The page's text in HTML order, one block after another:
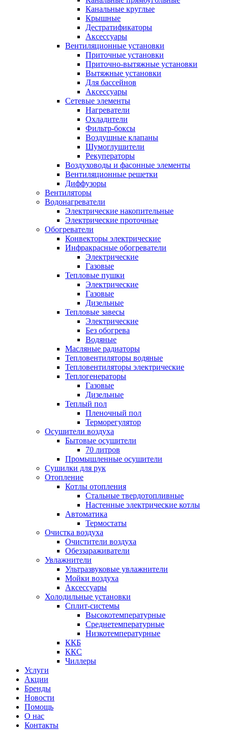
Канальные круглые
Крышные
Дестратификаторы
Аксессуары
Вентиляционные установки
Приточные установки
Приточно-вытяжные установки
Вытяжные установки
Для бассейнов
Аксессуары
Сетевые элементы
Нагреватели
Охладители
Фильтр-боксы
Воздушные клапаны
Шумоглушители
Рекуператоры
Воздуховоды и фасонные элементы
Вентиляционные решетки
Диффузоры
Вентиляторы
Водонагреватели
Электрические накопительные
Электрические проточные
Обогреватели
Конвекторы электрические
Инфракрасные обогреватели
Электрические
Газовые
Тепловые пушки
Электрические
Газовые
Дизельные
Тепловые завесы
Электрические
Без обогрева
Водяные
Масляные радиаторы
Тепловентиляторы водяные
Тепловентиляторы электрические
Теплогенераторы
Газовые
Дизельные
Теплый пол
Пленочный пол
Терморегулятор
Осушители воздуха
Бытовые осушители
70 литров
Промышленные осушители
Сушилки для рук
Отопление
Котлы отопления
Стальные твердотопливные
Настенные электрические котлы
Автоматика
Термостаты
Очистка воздуха
Очистители воздуха
Обеззараживатели
Увлажнители
Ультразвуковые увлажнители
Мойки воздуха
Аксессуары
Холодильные установки
Сплит-системы
Высокотемпературные
Среднетемпературные
Низкотемпературные
ККБ
ККС
Чиллеры
Услуги
Акции
Бренды
Новости
Помощь
О нас
Контакты